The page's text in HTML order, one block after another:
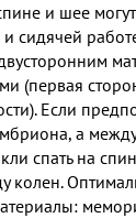
и шее
сидячей
(первая
Если
а
спать на
колен.